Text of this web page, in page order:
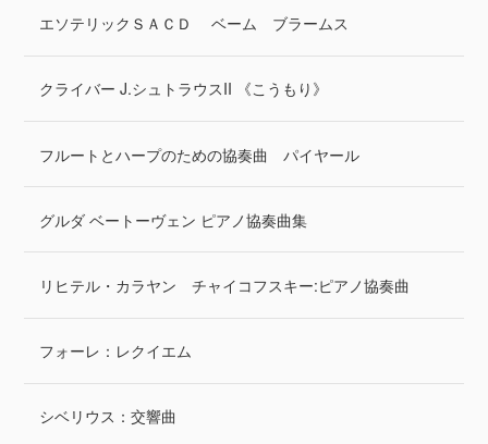
エソテリックＳＡＣＤ ベーム ブラームス
クライバー J.シュトラウスII 《こうもり》
フルートとハープのための協奏曲 パイヤール
グルダ ベートーヴェン ピアノ協奏曲集
リヒテル・カラヤン チャイコフスキー:ピアノ協奏曲
フォーレ：レクイエム
シベリウス：交響曲